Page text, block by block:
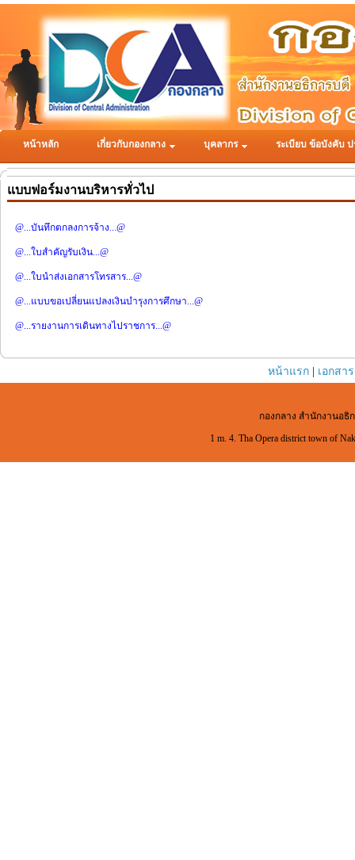
หน้าหลัก เกี่ยวกับกองกลาง บุคลากร ระเบียบ ข้อบังคับ
แบบฟอร์มงานบริหารทั่วไป
@...บันทึกตกลงการจ้าง...@
@...ใบสำคัญรับเงิน...@
@...ใบนำส่งเอกสารโทรสาร...@
@...แบบขอเปลี่ยนแปลงเงินบำรุงการศึกษา...@
@...รายงานการเดินทางไปราชการ...@
หน้าแรก เอกสา
กองกลาง สำนักงานอ
1 m. 4. Tha Opera district town of